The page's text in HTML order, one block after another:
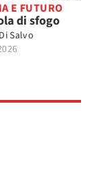
E FUTURO
di sfogo
Salvo